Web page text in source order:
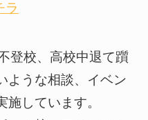
ラ
登校、高校中退て躓
ような相談、イベン
施しています。